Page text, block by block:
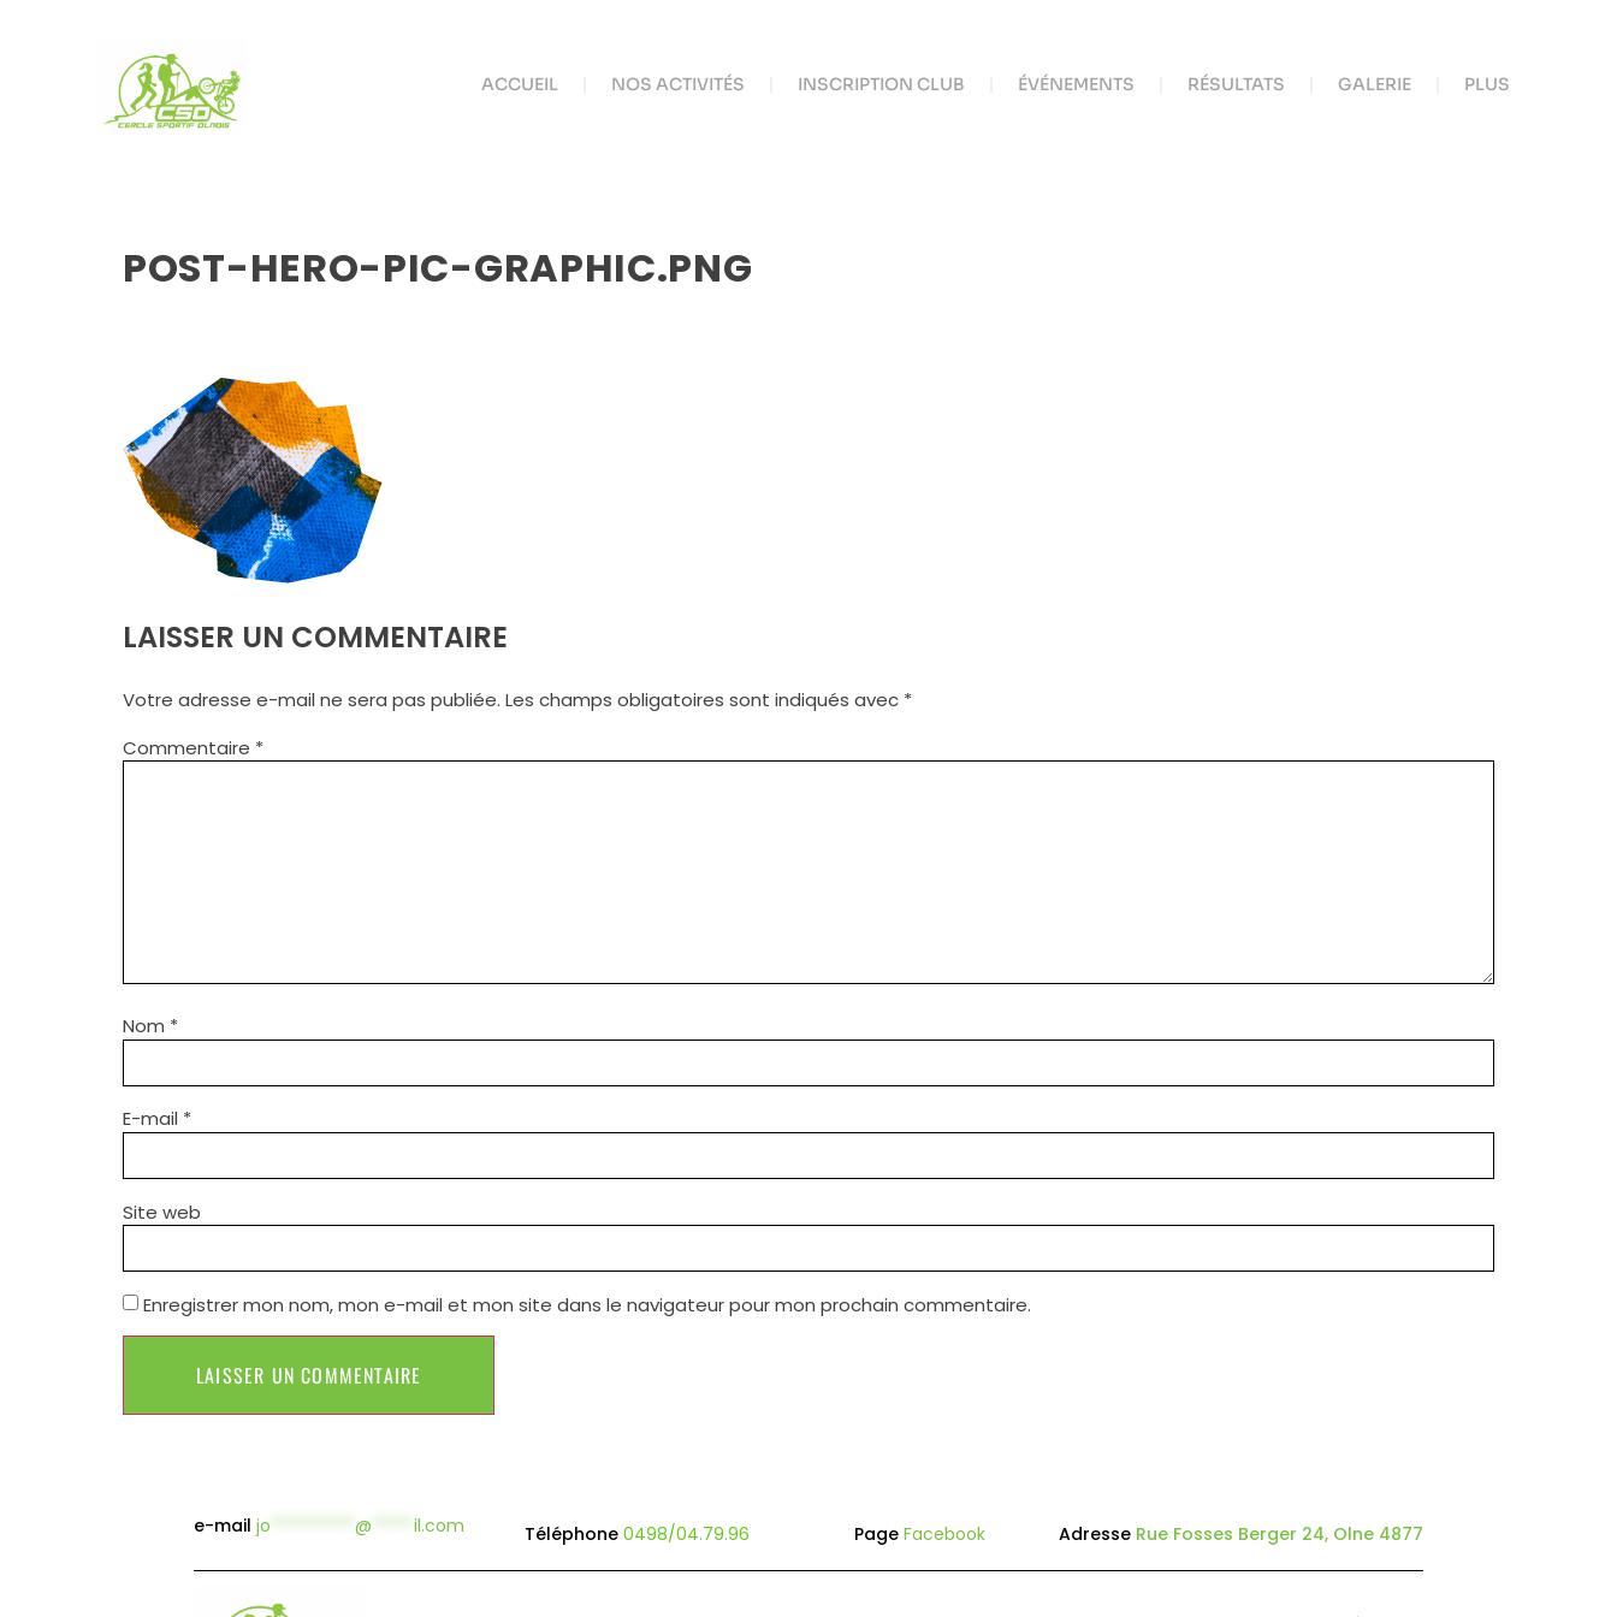
ACCUEIL NOS ACTIVITÉS INSCRIPTION CLUB ÉVÉNEMENTS RÉSULTATS GALERIE PLUS
POST-HERO-PIC-GRAPHIC.PNG
LAISSER UN COMMENTAIRE
Votre adresse e-mail ne sera pas publiée. Les champs obligatoires sont indiqués avec *
Commentaire *
Nom *
E-mail *
Site web
Enregistrer mon nom, mon e-mail et mon site dans le navigateur pour mon prochain commentaire.
e-mailjo **********@ *****il.com Téléphone0498/04.79.96 Page Facebook Adresse Rue Fosses Berger 24, Olne 4877